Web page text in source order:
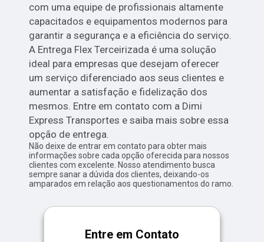
com uma equipe de profissionais altamente
capacitados e equipamentos modernos para
garantir a segurança e a eficiência do serviço.
A Entrega Flex Terceirizada é uma solução
ideal para empresas que desejam oferecer
um serviço diferenciado aos seus clientes e
aumentar a satisfação e fidelização dos
mesmos. Entre em contato com a Dimi
Express Transportes e saiba mais sobre essa
opção de entrega.
Não deixe de entrar em contato para obter mais
informações sobre cada opção oferecida para nossos
clientes com excelente. Nosso atendimento busca
sempre sanar a dúvida dos clientes, deixando-os
amparados em relação aos questionamentos do ramo.
Entre em Contato